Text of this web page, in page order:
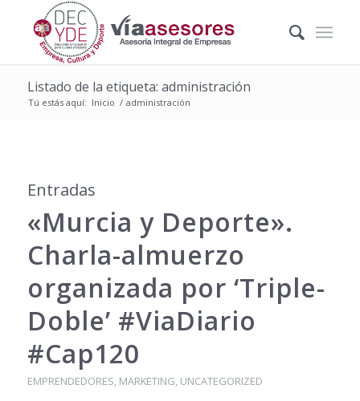
Listado de la etiqueta: administración
Tú estás aquí: Inicio / administración
Entradas
«Murcia y Deporte».
Charla-almuerzo
organizada por ‘Triple-
Doble’ #ViaDiario
#Cap120
EMPRENDEDORES, MARKETING, UNCATEGORIZED